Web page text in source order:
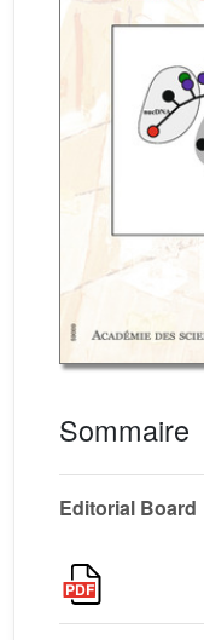
Sommaire
Editorial Board